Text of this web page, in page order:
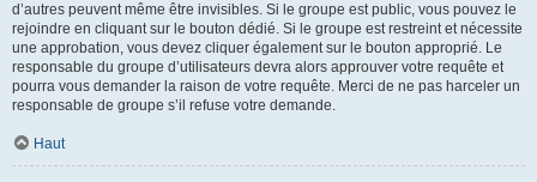
d’autres peuvent même être invisibles. Si le groupe est public, vous pouvez le
rejoindre en cliquant sur le bouton dédié. Si le groupe est restreint et nécessite
une approbation, vous devez cliquer également sur le bouton approprié. Le
responsable du groupe d’utilisateurs devra alors approuver votre requête et
pourra vous demander la raison de votre requête. Merci de ne pas harceler un
responsable de groupe s’il refuse votre demande.
Haut